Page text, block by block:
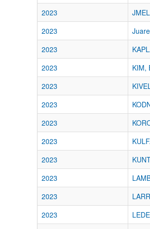
2023
2023
2023
2023
KIM,
2023
2023
2023
2023
2023
2023
2023
2023